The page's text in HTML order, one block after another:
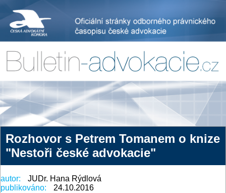
Rozhovor s Petrem Tomanem o knize
"Nestoři české advokacie"
autor:
JUDr. Hana Rýdlová
publikováno:
24.10.2016